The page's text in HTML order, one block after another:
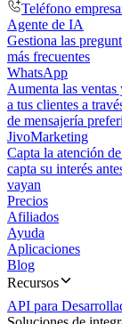
Teléfono
Agente de IA
Gestiona las
más frecuentes
WhatsApp
Aumenta las ventas
a tus clientes a
de mensajería
JivoMarketing
Capta la atención
capta su interés
vayan
Precios
Afiliados
Ayuda
Aplicaciones
Blog
Recursos
API para